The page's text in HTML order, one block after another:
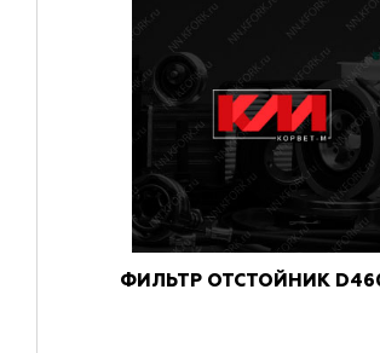
ФИЛЬТР ОТСТОЙНИК